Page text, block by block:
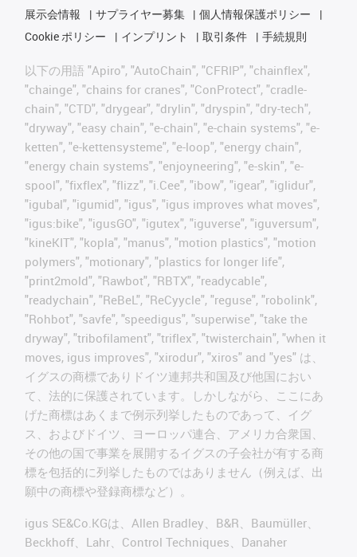
展示会情報
サプライヤー募集
個人情報保護ポリシー
Cookie ポリシー
インプリント 取引条件 手続規則
以下の用語 "Apiro", "AutoChain", "CFRIP", "chainflex",
"chainge", "chains for cranes", "ConProtect", "cradle-
chain", "CTD", "drygear", "drylin", "dryspin", "dry-tech",
"dryway", "easy chain", "e-chain", "e-chain systems", "e-
ketten", "e-kettensysteme", "e-loop", "energy chain",
"energy chain systems", "enjoyneering", "e-skin", "e-
spool", "fixflex", "flizz", "i.Cee", "ibow", "igear", "iglidur",
"igubal", "igumid", "igus", "igus improves what moves",
"igus:bike", "igusGO", "igutex", "iguverse", "iguversum",
"kineKIT", "kopla", "manus", "motion plastics", "motion
polymers", "motionary", "plastics for longer life",
"print2mold", "Rawbot", "RBTX", "readycable",
"readychain", "ReBeL", "ReCyycle", "reguse", "robolink",
"Rohbot", "savfe", "speedigus", "superwise", "take the
dryway", "tribofilament", "triflex", "twisterchain", "when it
moves, igus improves", "xirodur", "xiros" and "yes" は、
イグスの商標でありドイツ連邦共和国及び他国におい
て、法的に保護されています。しかしながら、ここにあ
げた商標はあくまで例示列挙したものであって、イグ
ス、およびドイツ、ヨーロッパ連合、アメリカ合衆国、
その他の国で事業を展開するイグスの子会社が有する商
標を包括的に列挙したものではありません（例えば、出
願中の商標や登録商標など）。
igus SE&Co.KGは、Allen Bradley、B&R、Baumüller、
Beckhoff、Lahr、Control Techniques、Danaher